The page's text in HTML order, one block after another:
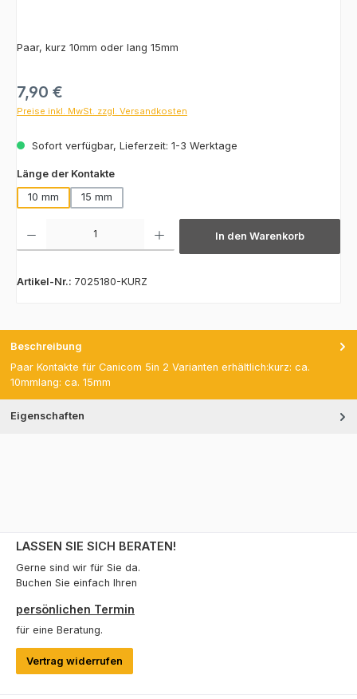
Paar, kurz 10mm oder lang 15mm
Regulärer Preis:
7,90 €
Preise inkl. MwSt. zzgl. Versandkosten
Sofort verfügbar, Lieferzeit: 1-3 Werktage
Länge der Kontakteauswählen
10 mm
15 mm
In den Warenkorb
Artikel-Nr.: 7025180-KURZ
Beschreibung
Paar Kontakte für Canicom 5in 2 Varianten erhältlich:kurz: ca.
10mmlang: ca. 15mm
Eigenschaften
LASSEN SIE SICH BERATEN!
Gerne sind wir für Sie da.
Buchen Sie einfach Ihren
persönlichen Termin
für eine Beratung.
Vertrag widerrufen